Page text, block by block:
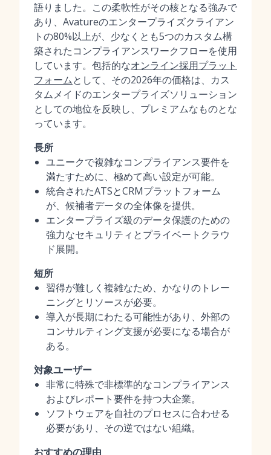
語りました。この柔軟性がその核となる強みで
あり、Avatureのエンタープライズクライアン
トの80%以上が、少なくとも5つのカスタム構
築されたコンプライアンスワークフローを使用
しています。包括的なオンライン採用プラット
フォームとして、その2026年の価格は、カス
タムメイドのエンタープライズソリューション
としての地位を反映し、プレミアムなものとな
っています。
長所
ユニークで複雑なコンプライアンス要件を
満たすために、極めて高い設定が可能。
統合されたATSとCRMプラットフォーム
が、候補者データの全体像を提供。
エンタープライズ級のデータ保護のための
強力なセキュリティとプライベートクラウ
ド展開。
短所
習得が難しく複雑なため、かなりのトレー
ニングとリソースが必要。
導入が長期にわたる可能性があり、外部の
コンサルティング支援が必要になる場合が
ある。
対象ユーザー
非常に特殊で非標準的なコンプライアンス
およびレポート要件を持つ大企業。
ソフトウェアを自社のプロセスに合わせる
必要があり、その逆ではない組織。
おすすめの理由